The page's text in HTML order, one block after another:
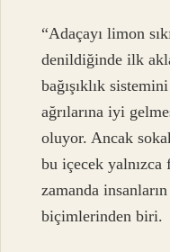
“Adaçayı limon
denildiğinde ilk
bağışıklık
ağrılarına iyi
oluyor. Ancak
bu içecek
zamanda
biçimlerinden biri.